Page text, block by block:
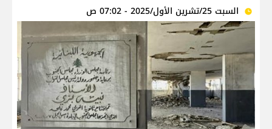
السبت 25/تشرين الأول/2025 - 07:02 ص